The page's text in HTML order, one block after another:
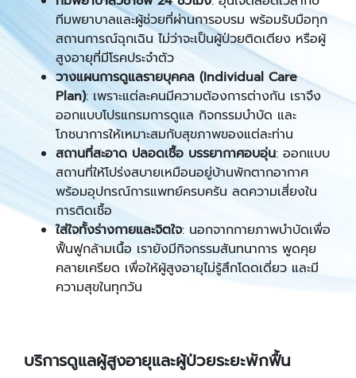
ทีมพยาบาลและผู้ช่วยที่ผ่านการอบรม พร้อมรับมือทุก
สถานการณ์ฉุกเฉิน ไม่ว่าจะเป็นผู้ป่วยติดเตียง หรือผู้
สูงอายุที่มีโรคประจำตัว
วางแผนการดูแลรายบุคคล (Individual Care
Plan): เพราะแต่ละคนมีความต้องการต่างกัน เราจึง
ออกแบบโปรแกรมการดูแล กิจกรรมบำบัด และ
โภชนาการให้เหมาะสมกับสุขภาพของแต่ละท่าน
สถานที่สะอาด ปลอดเชื้อ บรรยากาศอบอุ่น: ออกแบบ
สถานที่ให้โปร่งสบายเหมือนอยู่บ้านพักตากอากาศ
พร้อมอุปกรณ์การแพทย์ครบครัน ลดความเสี่ยงใน
การติดเชื้อ
ใส่ใจทั้งร่างกายและจิตใจ: นอกจากกายภาพบำบัดเพื่อ
ฟื้นฟูกล้ามเนื้อ เรายังมีกิจกรรมสันทนาการ พูดคุย
คลายเครียด เพื่อให้ผู้สูงอายุไม่รู้สึกโดดเดี่ยว และมี
ความสุขในทุกวัน
บริการดูแลผู้สูงอายุและผู้ป่วยระยะพักฟื้น